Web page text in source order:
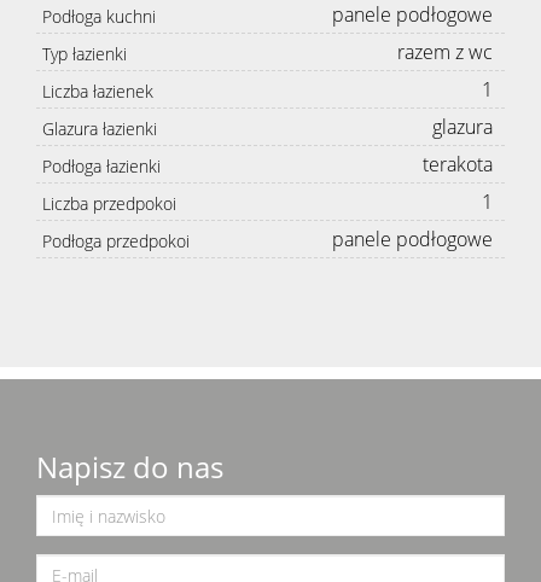
Podłoga kuchni panele podłogowe
Typ łazienki razem z wc
Liczba łazienek 1
Glazura łazienki glazura
Podłoga łazienki terakota
Liczba przedpokoi 1
Podłoga przedpokoi panele podłogowe
Napisz do nas